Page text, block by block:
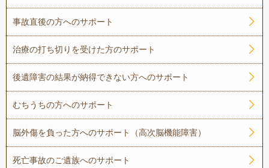
事故直後の方へのサポート
治療の打ち切りを受けた方のサポート
後遺障害の結果が納得できない方へのサポート
むちうちの方へのサポート
脳外傷を負った方へのサポート（高次脳機能障害）
死亡事故のご遺族へのサポート